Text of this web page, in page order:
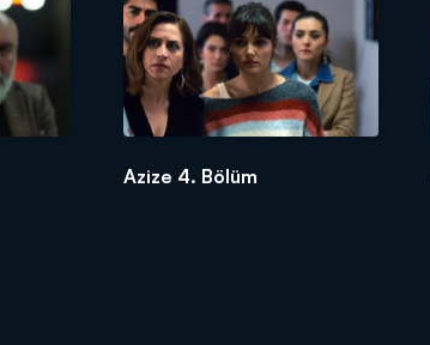
Azize 4. Bölüm